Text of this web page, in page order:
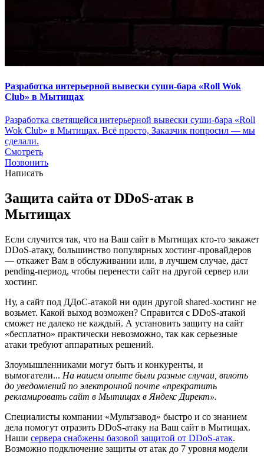
Разработка интерьерной вывески суши-бара «Roll Wok
Club» в Мытищах
Разработка светящейся интерьерной вывески суши-бара «Roll
Wok Club» в Мытищах. Всё просто, Заказчик попросил — мы
сделали.
Смотреть
Позвонить
Написать
Защита сайта от DDoS-атак в
Мытищах
Если случится так, что на Ваш сайт в Мытищах кто-то закажет
DDoS-атаку, большинство популярных хостинг-провайдеров
— откажет Вам в обслуживании или, в лучшем случае, даст
pending-период, чтобы перенести сайт на другой сервер или
хостинг.
Ну, а сайт под ДДоС-атакой ни один другой shared-хостинг не
возьмет. Какой выход возможен? Справится с DDoS-атакой
сможет не далеко не каждый. А установить защиту на сайт
«бесплатно» практически невозможно, так как серьезные
атаки требуют аппаратных решений.
Злоумышленниками могут быть и конкуренты, и
вымогатели... На нашем опыте были разные случаи, вплоть
до уведомлений по электронной почте «прекратить
рекламировать сайт в Мытищах в Яндекс Директ».
Специалисты компании «Мультзавод» быстро и со знанием
дела помогут отразить DDoS-атаку на Ваш сайт в Мытищах.
Наши сервера снабжены базовой защитой от DDoS-атак.
Возможно подключение защиты от атак до 7 уровня модели